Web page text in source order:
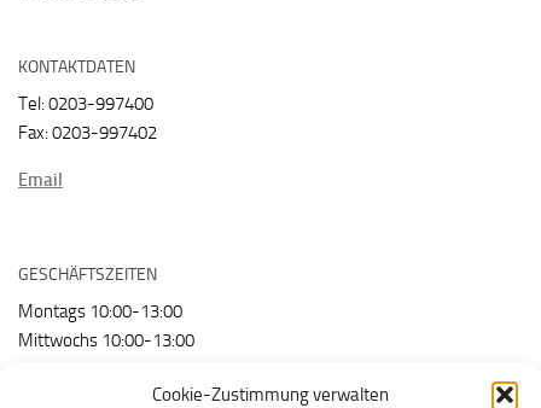
Cookie-Zustimmung verwalten
KONTAKTDATEN
Tel: 0203-997400
Fax: 0203-997402
Email
GESCHÄFTSZEITEN
Montags 10:00-13:00
Mittwochs 10:00-13:00